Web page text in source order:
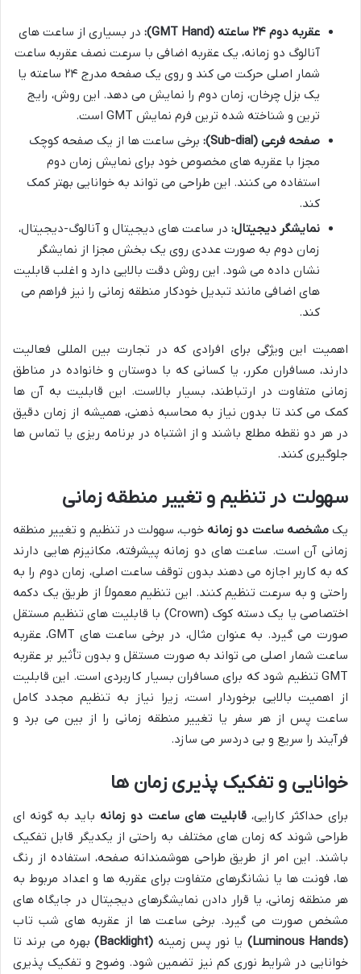
عقربه دوم ۲۴ ساعته (GMT Hand):
در بسیاری از ساعت های
آنالوگ دو زمانه، یک عقربه اضافی با سرعت نصف عقربه ساعت
شمار اصلی حرکت می کند و روی یک صفحه مدرج ۲۴ ساعته یا
یک بزل چرخان، زمان دوم را نمایش می دهد. این روش، رایج
ترین و شناخته شده ترین فرم نمایش GMT است.
صفحه فرعی (Sub-dial):
برخی ساعت ها از یک صفحه کوچک
مجزا با عقربه های مخصوص خود برای نمایش زمان دوم
استفاده می کنند. این طراحی می تواند به خوانایی بهتر کمک
کند.
نمایشگر دیجیتال: در ساعت های دیجیتال و آنالوگ-دیجیتال،
زمان دوم به صورت عددی روی یک بخش مجزا از نمایشگر
نشان داده می شود. این روش دقت بالایی دارد و اغلب قابلیت
های اضافی مانند تبدیل خودکار منطقه زمانی را نیز فراهم می
کند.
اهمیت این ویژگی برای افرادی که در تجارت بین المللی فعالیت
دارند، مسافران مکرر، یا کسانی که با دوستان و خانواده در مناطق
زمانی متفاوت در ارتباطند، بسیار بالاست. این قابلیت به آن ها
کمک می کند تا بدون نیاز به محاسبه ذهنی، همیشه از زمان دقیق
در هر دو نقطه مطلع باشند و از اشتباه در برنامه ریزی یا تماس ها
جلوگیری کنند.
سهولت در تنظیم و تغییر منطقه زمانی
یکمشخصه ساعت دو زمانه خوب، سهولت در تنظیم و تغییر منطقه
زمانی آن است. ساعت های دو زمانه پیشرفته، مکانیزم هایی دارند
که به کاربر اجازه می دهند بدون توقف ساعت اصلی، زمان دوم را به
راحتی و به سرعت تنظیم کنند. این تنظیم معمولاً از طریق یک دکمه
اختصاصی یا یک دسته کوک (Crown) با قابلیت های تنظیم مستقل
صورت می گیرد. به عنوان مثال، در برخی ساعت های GMT، عقربه
ساعت شمار اصلی می تواند به صورت مستقل و بدون تأثیر بر عقربه
GMT تنظیم شود که برای مسافران بسیار کاربردی است. این قابلیت
از اهمیت بالایی برخوردار است، زیرا نیاز به تنظیم مجدد کامل
ساعت پس از هر سفر یا تغییر منطقه زمانی را از بین می برد و
فرآیند را سریع و بی دردسر می سازد.
خوانایی و تفکیک پذیری زمان ها
برای حداکثر کارایی،قابلیت های ساعت دو زمانه باید به گونه ای
طراحی شوند که زمان های مختلف به راحتی از یکدیگر قابل تفکیک
باشند. این امر از طریق طراحی هوشمندانه صفحه، استفاده از رنگ
ها، فونت ها یا نشانگرهای متفاوت برای عقربه ها و اعداد مربوط به
هر منطقه زمانی، یا قرار دادن نمایشگرهای دیجیتال در جایگاه های
مشخص صورت می گیرد. برخی ساعت ها از عقربه های شب تاب
(Luminous Hands)
یا نور پس زمینه (Backlight)
بهره می برند تا
خوانایی در شرایط نوری کم نیز تضمین شود. وضوح و تفکیک پذیری